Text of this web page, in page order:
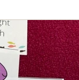
Classe dehors